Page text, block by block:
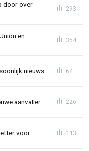
door over
293
en
354
nieuws 64
aanvaller 226
voor 113